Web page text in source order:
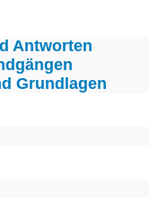
Antworten
Grundlagen